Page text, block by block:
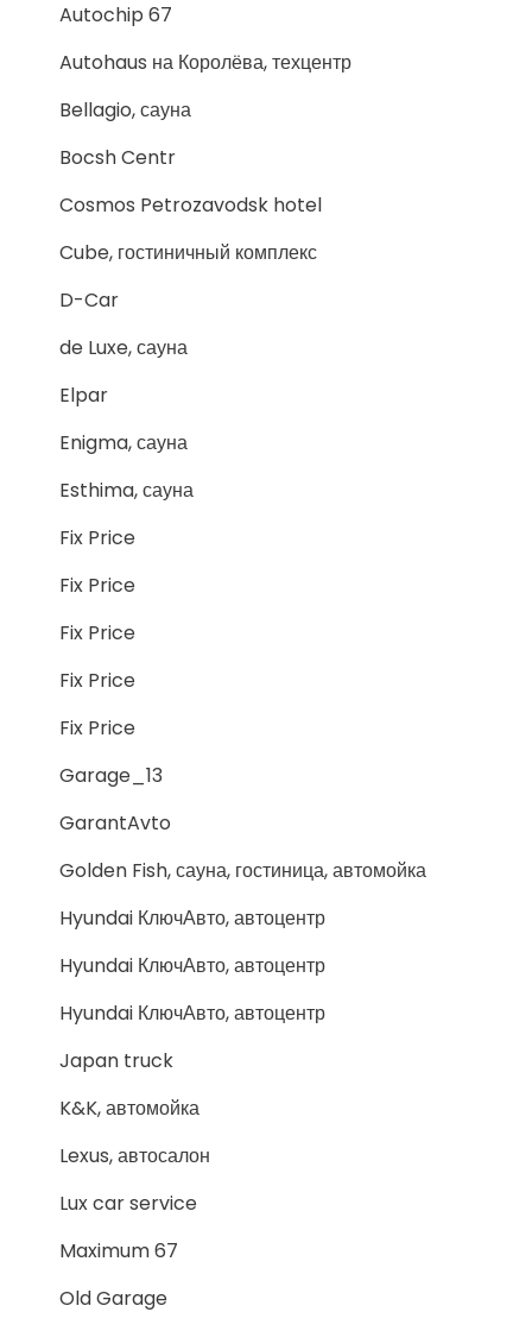
Autochip 67
Autohaus на Королёва, техцентр
Bellagio, сауна
Bocsh Centr
Cosmos Petrozavodsk hotel
Cube, гостиничный комплекс
D-Car
de Luxe, сауна
Elpar
Enigma, сауна
Esthima, сауна
Fix Price
Fix Price
Fix Price
Fix Price
Fix Price
Garage_13
GarantAvto
Golden Fish, сауна, гостиница, автомойка
Hyundai КлючАвто, автоцентр
Hyundai КлючАвто, автоцентр
Hyundai КлючАвто, автоцентр
Japan truck
K&K, автомойка
Lexus, автосалон
Lux car service
Maximum 67
Old Garage